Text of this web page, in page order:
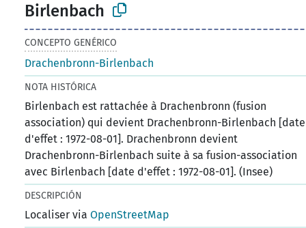
Birlenbach
CONCEPTO GENÉRICO
Drachenbronn-Birlenbach
NOTA HISTÓRICA
Birlenbach est rattachée à Drachenbronn (fusion
association) qui devient Drachenbronn-Birlenbach [date
d'effet : 1972-08-01]. Drachenbronn devient
Drachenbronn-Birlenbach suite à sa fusion-association
avec Birlenbach [date d'effet : 1972-08-01]. (Insee)
DESCRIPCIÓN
Localiser viaOpenStreetMap